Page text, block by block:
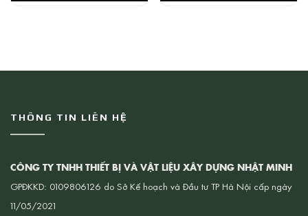
THÔNG TIN LIÊN HỆ
CÔNG TY TNHH THIẾT BỊ VÀ VẬT LIỆU XÂY DỰNG NHẬT MINH
GPĐKKD: 0109806126 do Sở Kế hoạch và Đầu tư TP Hà Nội cấp ngày
11/05/2021